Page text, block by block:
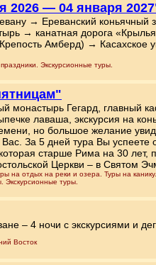
2026 — 04 января
→ Ереванский коньячный
→ канатная дорога
Амберд) → Касахское
Экскурсионные туры.
монастырь Гегард, главный
лаваша, экскурсия на
но большое желание
За 5 дней тура Вы успеете
старше Рима на 30 лет,
Церкви – в Святом
на отдых на реки и озера. Туры на
Экскурсионные туры.
– 4 ночи с экскурсиями и
Восток